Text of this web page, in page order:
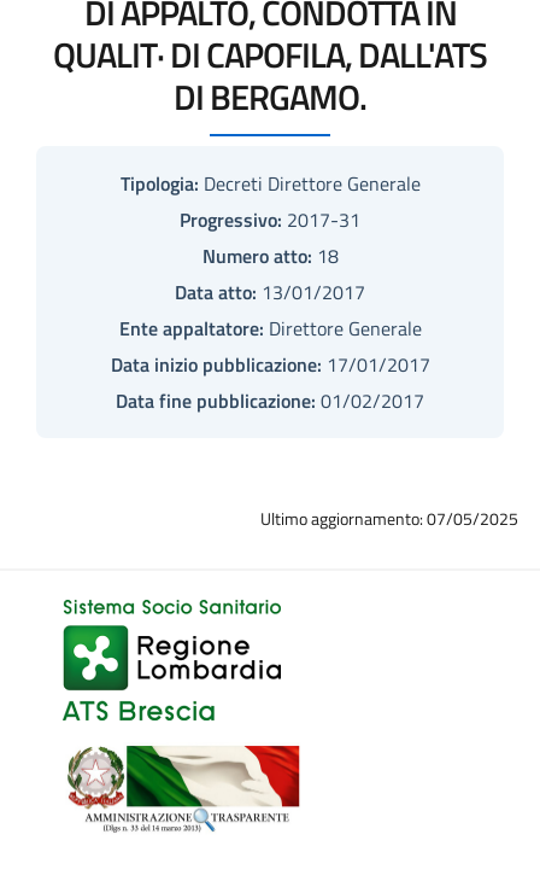
DI APPALTO, CONDOTTA IN
QUALIT· DI CAPOFILA, DALL'ATS
DI BERGAMO.
Tipologia: Decreti Direttore Generale
Progressivo: 2017-31
Numero atto: 18
Data atto: 13/01/2017
Ente appaltatore: Direttore Generale
Data inizio pubblicazione: 17/01/2017
Data fine pubblicazione: 01/02/2017
Ultimo aggiornamento: 07/05/2025